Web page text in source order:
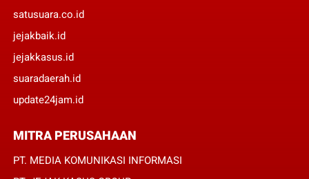
satusuara.co.id
jejakbaik.id
jejakkasus.id
suaradaerah.id
update24jam.id
MITRA PERUSAHAAN
PT. MEDIA KOMUNIKASI INFORMASI